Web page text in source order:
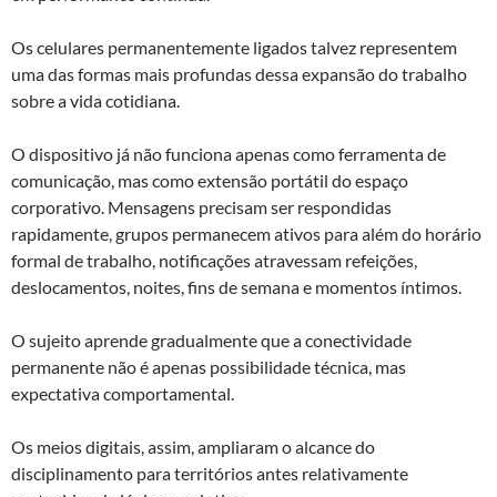
Os celulares permanentemente ligados talvez representem
uma das formas mais profundas dessa expansão do trabalho
sobre a vida cotidiana.
O dispositivo já não funciona apenas como ferramenta de
comunicação, mas como extensão portátil do espaço
corporativo. Mensagens precisam ser respondidas
rapidamente, grupos permanecem ativos para além do horário
formal de trabalho, notificações atravessam refeições,
deslocamentos, noites, fins de semana e momentos íntimos.
O sujeito aprende gradualmente que a conectividade
permanente não é apenas possibilidade técnica, mas
expectativa comportamental.
Os meios digitais, assim, ampliaram o alcance do
disciplinamento para territórios antes relativamente